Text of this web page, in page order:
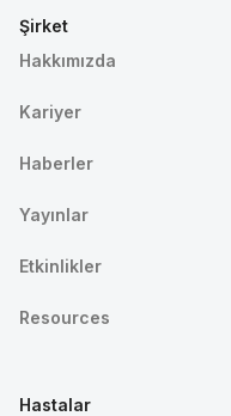
Şirket
Hakkımızda
Kariyer
Haberler
Yayınlar
Etkinlikler
Resources
Hastalar